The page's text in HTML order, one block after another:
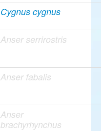
Cygnus cygnus
Anser serrirostris
Anser fabalis
Anser
brachyrhynchus